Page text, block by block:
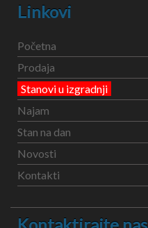
Linkovi
Početna
Prodaja
Stanovi u izgradnji
Najam
Stan na dan
Novosti
Kontakti
Kontaktirajte nas